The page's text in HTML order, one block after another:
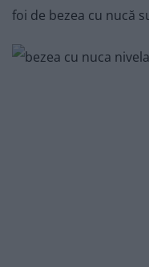
foi de bezea cu nucă